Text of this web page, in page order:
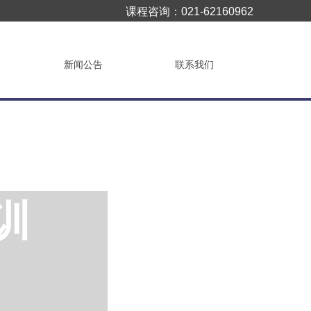
课程咨询： 021-62160962
新闻公告 联系我们